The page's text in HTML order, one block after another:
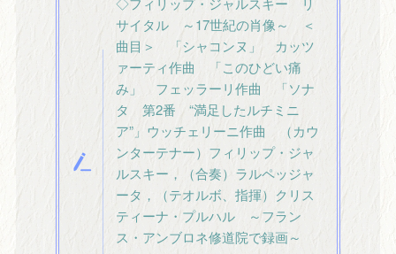
サイタル ～17世紀の肖像～ ＜
曲目＞ 「シャコンヌ」 カッツ
ァーティ作曲 「このひどい痛
み」 フェッラーリ作曲 「ソナ
タ 第2番 “満足したルチミニ
ア”」ウッチェリーニ作曲 （カウ
ンターテナー）フィリップ・ジャ
ルスキー，（合奏）ラルペッジャ
ータ，（テオルボ、指揮）クリス
ティーナ・プルハル ～フラン
ス・アンブロネ修道院で録画～